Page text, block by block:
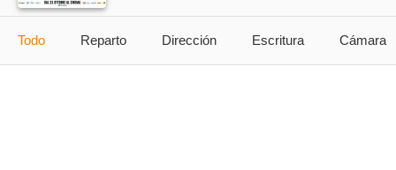
Todo Reparto Dirección Escritura Cámara